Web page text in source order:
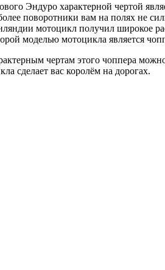
Эндуро характерной чертой
поворотники вам на полях не
мотоцикл получил широкое
моделью мотоцикла является
чертам этого чоппера
сделает вас королём на дорогах.